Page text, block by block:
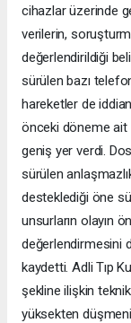
cihazlar üzerinde
verilerin,
değerlendirildiği
sürülen bazı
hareketler de
önceki döneme ait
geniş yer verdi.
sürülen
desteklediği öne
unsurların olayın
değerlendirmesini
kaydetti. Adli Tıp
şekline ilişkin
yüksekten